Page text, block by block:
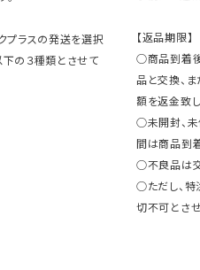
プラスの発送を選択
の３種類とさせて
【返品期限】
○商品到着
品と交換、
額を返金致し
○未開封、未
間は商品到
○不良品は交
○ただし、
切不可とさ